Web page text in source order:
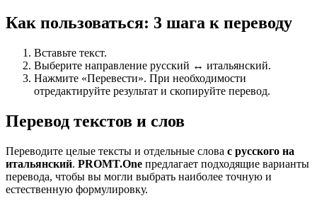
Как пользоваться: 3 шага к переводу
Вставьте текст.
Выберите направление русский ↔ итальянский.
Нажмите «Перевести». При необходимости
отредактируйте результат и скопируйте перевод.
Перевод текстов и слов
Переводите целые тексты и отдельные слова с русского на
итальянский. PROMT.One предлагает подходящие варианты
перевода, чтобы вы могли выбрать наиболее точную и
естественную формулировку.